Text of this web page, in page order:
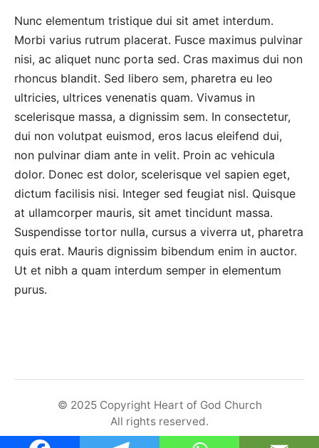
Nunc elementum tristique dui sit amet interdum.
Morbi varius rutrum placerat. Fusce maximus pulvinar
nisi, ac aliquet nunc porta sed. Cras maximus dui non
rhoncus blandit. Sed libero sem, pharetra eu leo
ultricies, ultrices venenatis quam. Vivamus in
scelerisque massa, a dignissim sem. In consectetur,
dui non volutpat euismod, eros lacus eleifend dui,
non pulvinar diam ante in velit. Proin ac vehicula
dolor. Donec est dolor, scelerisque vel sapien eget,
dictum facilisis nisi. Integer sed feugiat nisl. Quisque
at ullamcorper mauris, sit amet tincidunt massa.
Suspendisse tortor nulla, cursus a viverra ut, pharetra
quis erat. Mauris dignissim bibendum enim in auctor.
Ut et nibh a quam interdum semper in elementum
purus.
© 2025 Copyright Heart of God Church
All rights reserved.